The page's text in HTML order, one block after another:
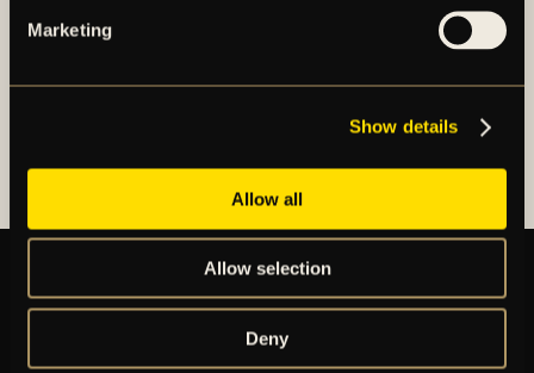
Marketing
Show details
Allow all
Allow selection
Deny
noterat på NGM Nordic Growth Market Stockholm.
ÅRSKORT